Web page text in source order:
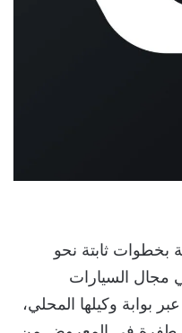
ثابتة نحو
مجال السيارات
بوابة وكيلها المحلي،